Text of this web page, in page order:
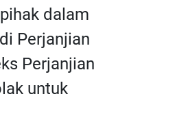
dalam
Perjanjian
Perjanjian
untuk